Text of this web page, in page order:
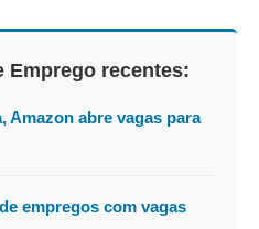
Emprego recentes:
Amazon abre vagas para
empregos com vagas